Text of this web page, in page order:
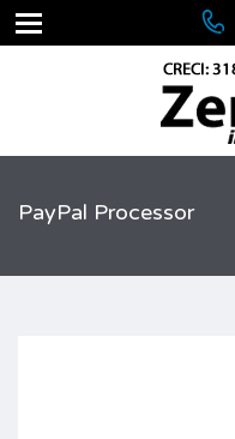
PayPal Processor